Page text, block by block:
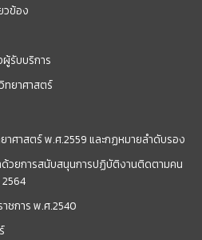
วข้อง
รับบริการ
ทยาศาสตร์
าศาสตร์ พ.ศ.2559 และกฏหมายลำดับรอง
ด้วยการสนับสนุนการปฏิบัติงานติดตามคน
ชการ พ.ศ.2540